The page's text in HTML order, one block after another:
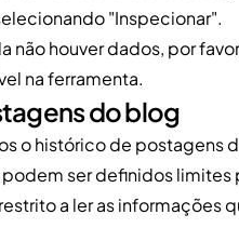
"Inspecionar".
não houver dados, por
na ferramenta.
do blog
o histórico de postagens
ser definidos
a ler as informações